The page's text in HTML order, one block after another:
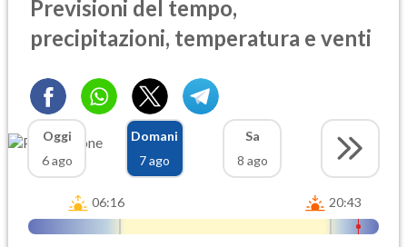
Previsioni del tempo,
precipitazioni, temperatura e venti
Oggi
6 ago
Domani
7 ago
Sa
8 ago
06:16 20:43